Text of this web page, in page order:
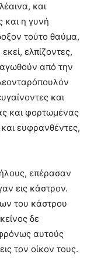
και
και η γυνή
τούτο θαύμα,
ελπίζοντες,
από την
και
και φορτωμένας
ευφρανθέντες,
επέρασαν
εις κάστρον.
του κάστρου
δε
αυτούς
τον οίκον τους.